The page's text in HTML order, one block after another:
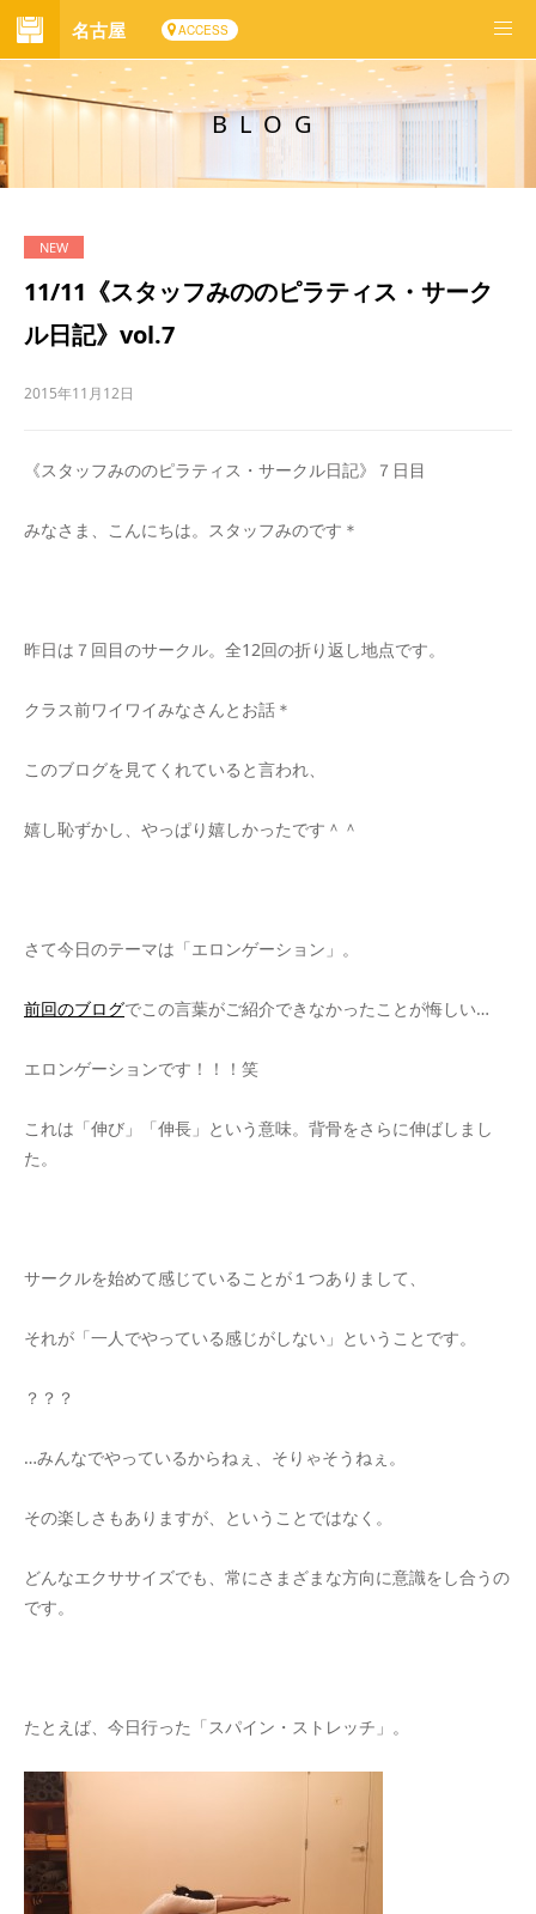
名古屋 ACCESS
BLOG
11/11《スタッフみののピラティス・サーク
ル日記》vol.7
2015年11月12日
《スタッフみののピラティス・サークル日記》７日目
みなさま、こんにちは。スタッフみのです＊
昨日は７回目のサークル。全12回の折り返し地点です。
クラス前ワイワイみなさんとお話＊
このブログを見てくれていると言われ、
嬉し恥ずかし、やっぱり嬉しかったです＾＾
さて今日のテーマは「エロンゲーション」。
前回のブログでこの言葉がご紹介できなかったことが悔しい…
エロンゲーションです！！！笑
これは「伸び」「伸長」という意味。背骨をさらに伸ばしまし
た。
サークルを始めて感じていることが１つありまして、
それが「一人でやっている感じがしない」ということです。
？？？
…みんなでやっているからねぇ、そりゃそうねぇ。
その楽しさもありますが、ということではなく。
どんなエクササイズでも、常にさまざまな方向に意識をし合うの
です。
たとえば、今日行った「スパイン・ストレッチ」。